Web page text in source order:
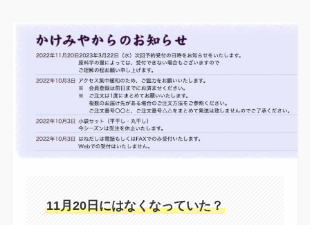
11月20日にはなくなっていた？